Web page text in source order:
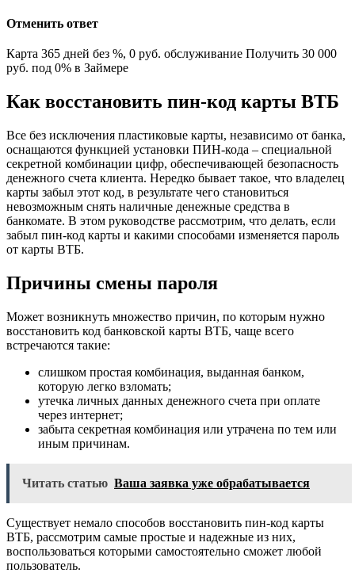
Отменить ответ
Карта 365 дней без %, 0 руб. обслуживание Получить 30 000
руб. под 0% в Займере
Как восстановить пин-код карты ВТБ
Все без исключения пластиковые карты, независимо от банка,
оснащаются функцией установки ПИН-кода – специальной
секретной комбинации цифр, обеспечивающей безопасность
денежного счета клиента. Нередко бывает такое, что владелец
карты забыл этот код, в результате чего становиться
невозможным снять наличные денежные средства в
банкомате. В этом руководстве рассмотрим, что делать, если
забыл пин-код карты и какими способами изменяется пароль
от карты ВТБ.
Причины смены пароля
Может возникнуть множество причин, по которым нужно
восстановить код банковской карты ВТБ, чаще всего
встречаются такие:
слишком простая комбинация, выданная банком,
которую легко взломать;
утечка личных данных денежного счета при оплате
через интернет;
забыта секретная комбинация или утрачена по тем или
иным причинам.
Читать статью Ваша заявка уже обрабатывается
Существует немало способов восстановить пин-код карты
ВТБ, рассмотрим самые простые и надежные из них,
воспользоваться которыми самостоятельно сможет любой
пользователь.